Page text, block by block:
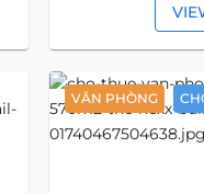
VĂN PHÒNG